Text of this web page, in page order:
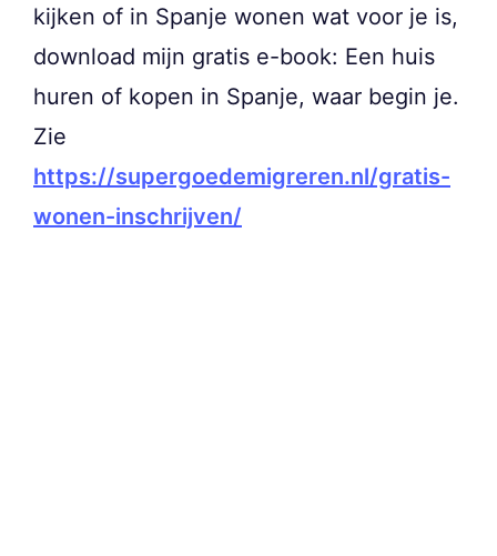
kijken of in Spanje wonen wat voor je is,
download mijn gratis e-book: Een huis
huren of kopen in Spanje, waar begin je.
Zie
https://supergoedemigreren.nl/gratis-
wonen-inschrijven/